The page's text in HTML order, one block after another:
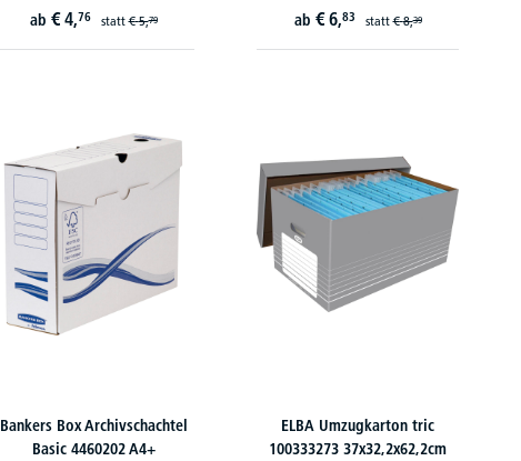
ab € 4,76 statt€ 5,79 ab € 6,83 statt€ 8,39
Bankers Box Archivschachtel
Basic 4460202 A4+
ELBA Umzugkarton tric
100333273 37x32,2x62,2cm